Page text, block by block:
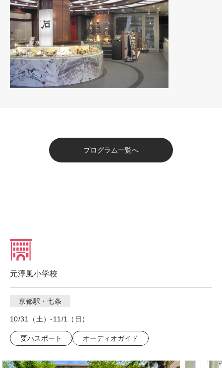
プログラム一覧へ
元淳風小学校
京都駅・七条
10/31（土）-11/1（日）
要パスポート オーディオガイド